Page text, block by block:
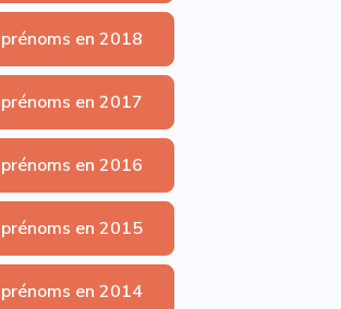
en 2018
en 2017
en 2016
en 2015
en 2014